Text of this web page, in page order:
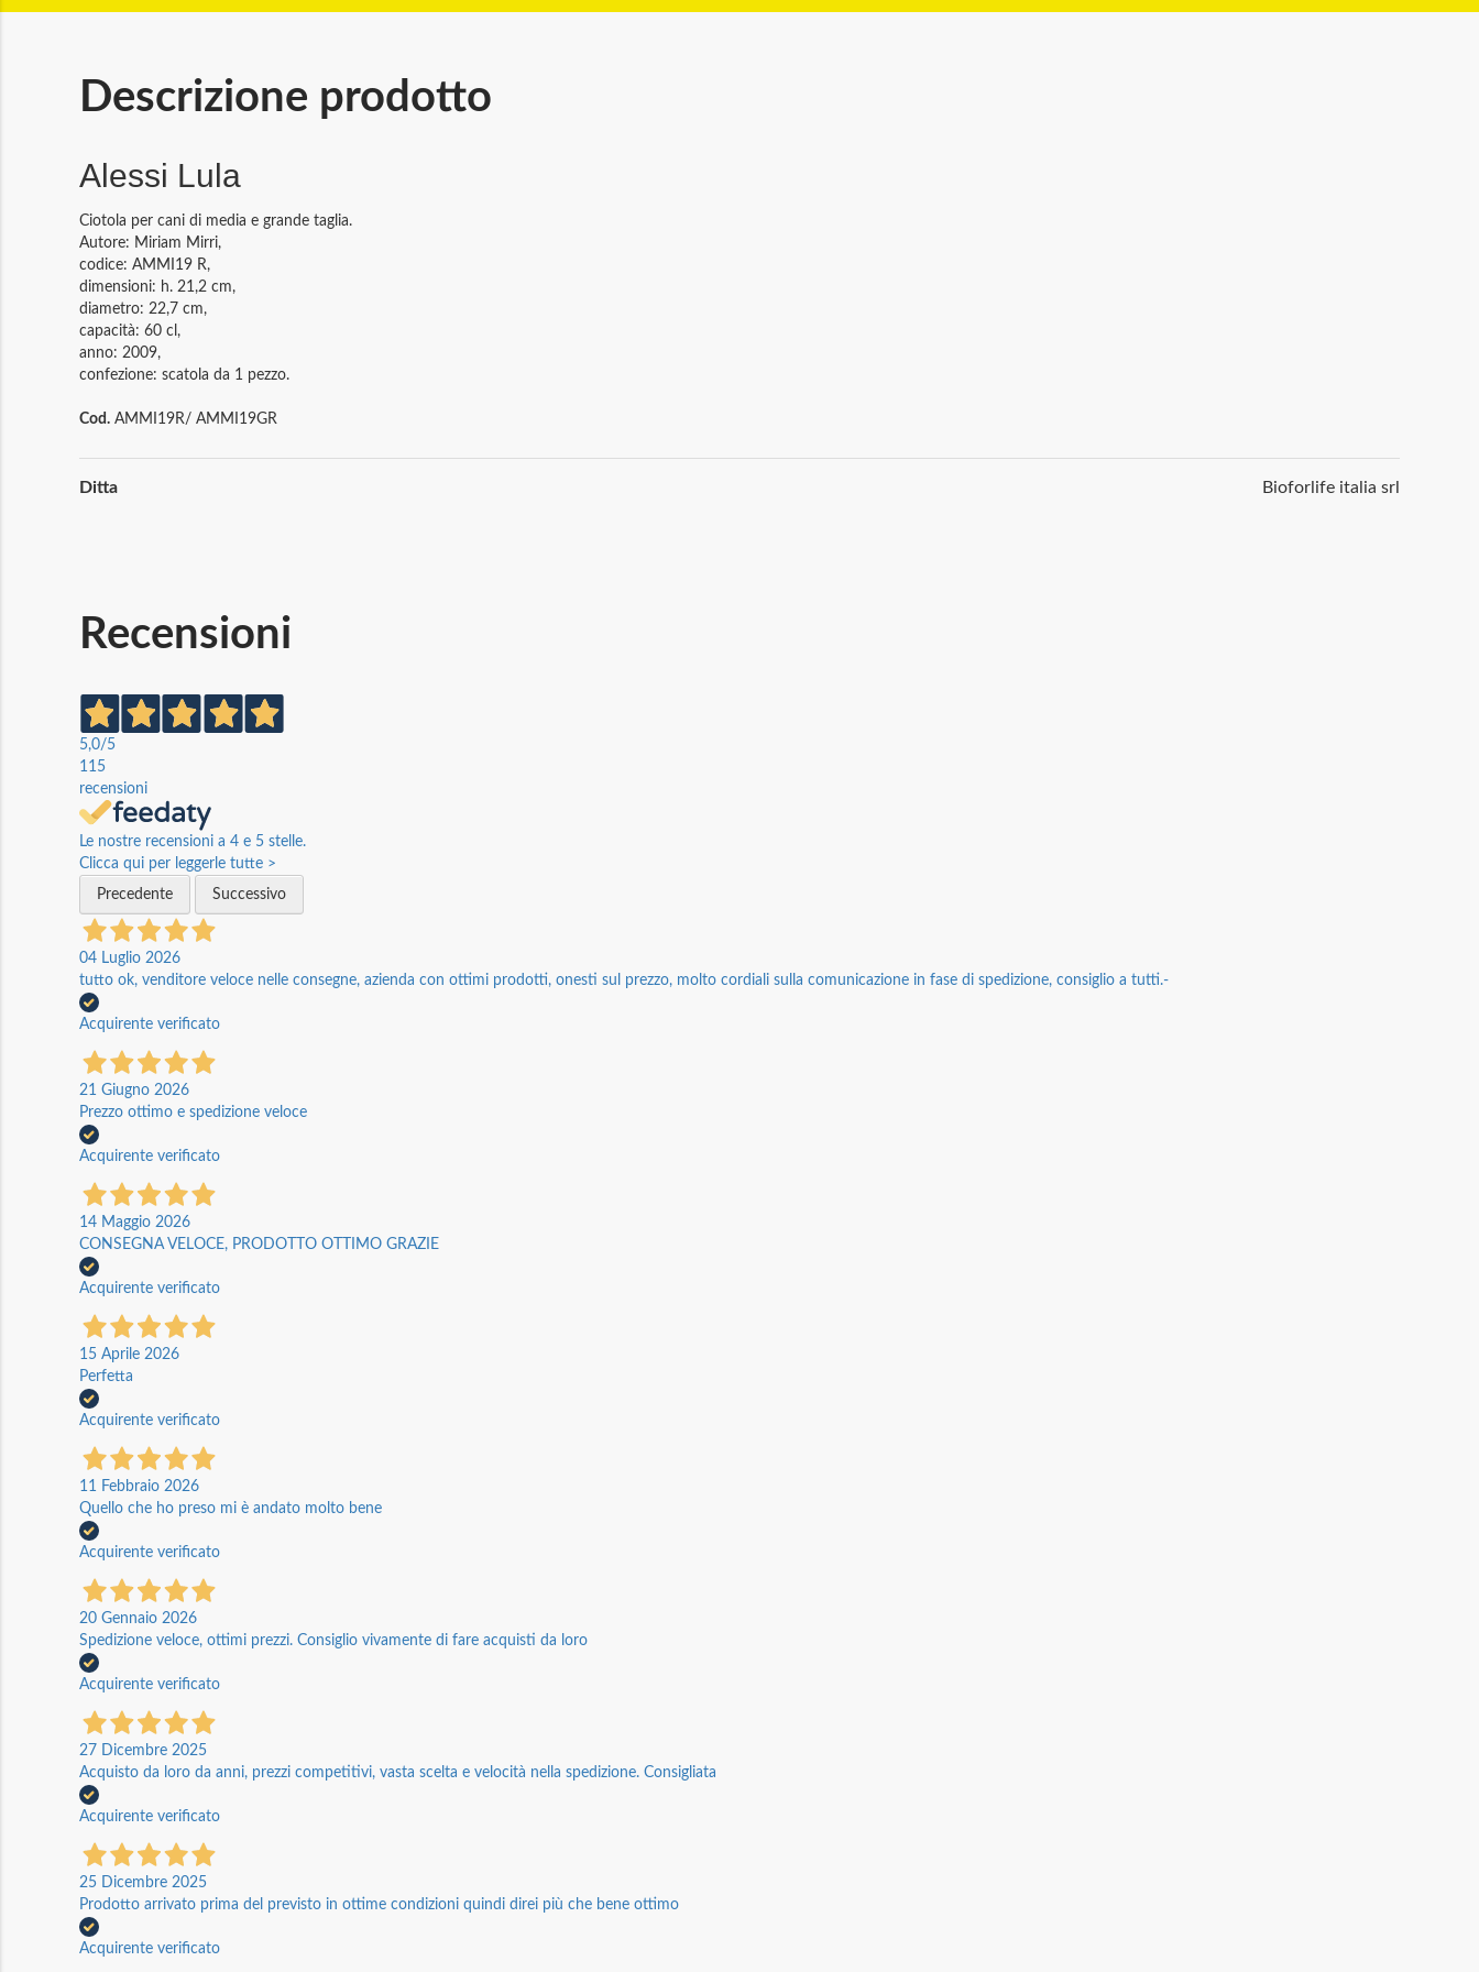
Descrizione prodotto
Alessi Lula
Ciotola per cani di media e grande taglia.
Autore: Miriam Mirri,
codice: AMMI19 R,
dimensioni: h. 21,2 cm,
diametro: 22,7 cm,
capacità: 60 cl,
anno: 2009,
confezione: scatola da 1 pezzo.
Cod. AMMI19R/ AMMI19GR
Informazioni
Ditta Bioforlife italia srl
Recensioni
5,0/5
115
recensioni
Le nostre recensioni a 4 e 5 stelle.
Clicca qui per leggerle tutte >
Precedente
Successivo
04 Luglio 2026
tutto ok, venditore veloce nelle consegne, azienda con ottimi prodotti, onesti sul prezzo, molto cordiali sulla comunicazione in fase di spedizione, consiglio a tutti.-
Acquirente verificato
21 Giugno 2026
Prezzo ottimo e spedizione veloce
Acquirente verificato
14 Maggio 2026
CONSEGNA VELOCE, PRODOTTO OTTIMO GRAZIE
Acquirente verificato
15 Aprile 2026
Perfetta
Acquirente verificato
11 Febbraio 2026
Quello che ho preso mi è andato molto bene
Acquirente verificato
20 Gennaio 2026
Spedizione veloce, ottimi prezzi. Consiglio vivamente di fare acquisti da loro
Acquirente verificato
27 Dicembre 2025
Acquisto da loro da anni, prezzi competitivi, vasta scelta e velocità nella spedizione. Consigliata
Acquirente verificato
25 Dicembre 2025
Prodotto arrivato prima del previsto in ottime condizioni quindi direi più che bene ottimo
Acquirente verificato